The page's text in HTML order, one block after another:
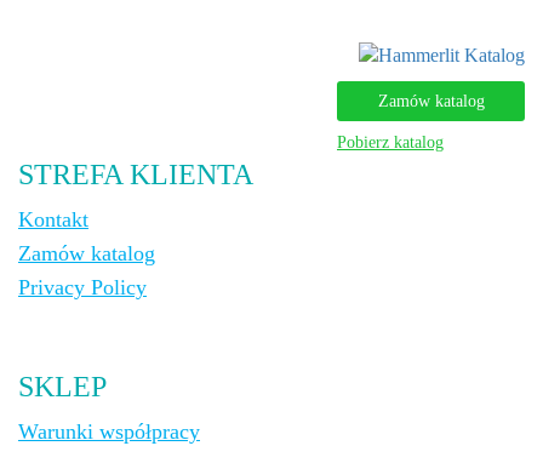
Zamów katalog
Pobierz katalog
STREFA KLIENTA
Kontakt
Zamów katalog
Privacy Policy
SKLEP
Warunki współpracy